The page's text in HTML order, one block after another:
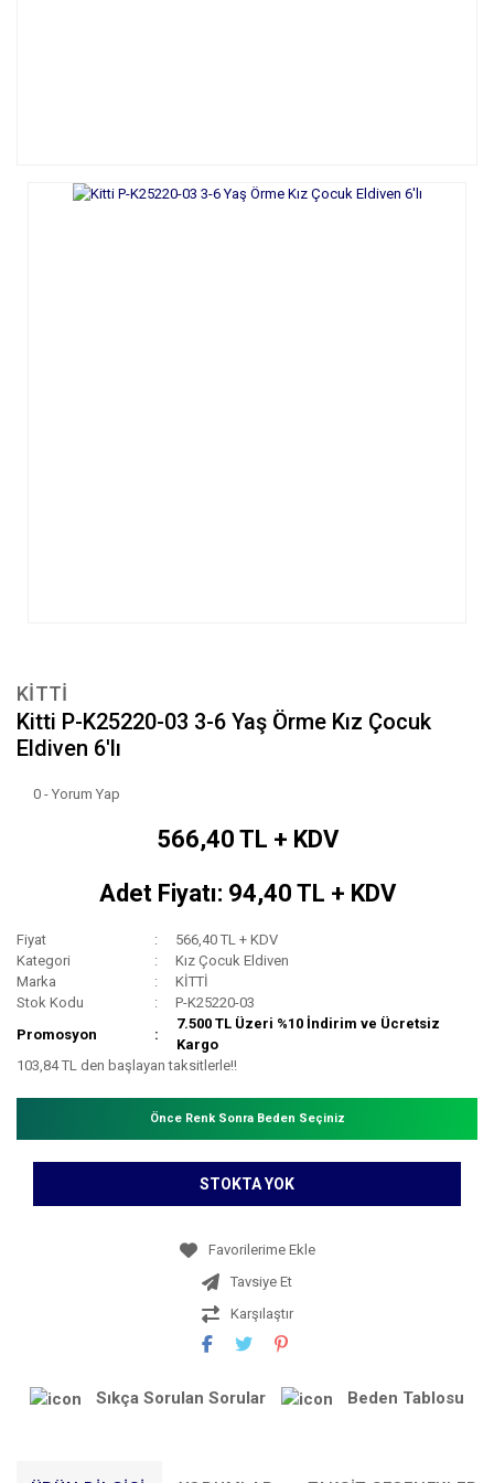
KİTTİ
Kitti P-K25220-03 3-6 Yaş Örme Kız Çocuk
Eldiven 6'lı
0 - Yorum Yap
566,40 TL + KDV
Adet Fiyatı: 94,40 TL + KDV
Fiyat
566,40 TL + KDV
Kategori
Kız Çocuk Eldiven
Marka
KİTTİ
Stok Kodu
P-K25220-03
Promosyon
7.500 TL Üzeri %10 İndirim ve Ücretsiz
Kargo
103,84 TL den başlayan taksitlerle!!
Önce Renk Sonra Beden Seçiniz
STOKTA YOK
Tavsiye Et
Karşılaştır
Sıkça Sorulan Sorular Beden Tablosu